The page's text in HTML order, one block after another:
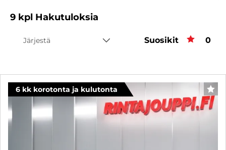
9 kpl Hakutuloksia
Järjestä Suosikit 0
6 kk korotonta ja kulutonta